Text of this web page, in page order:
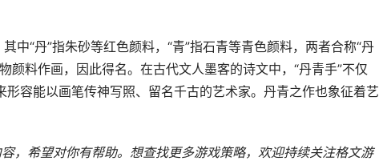
中“丹”指朱砂等红色颜料，“青”指石青等青色颜料，两者合称“丹
颜料作画，因此得名。在古代文人墨客的诗文中，“丹青手”不仅
容能以画笔传神写照、留名千古的艺术家。丹青之作也象征着艺
，希望对你有帮助。 想查找更多游戏策略，欢迎持续关注格文游